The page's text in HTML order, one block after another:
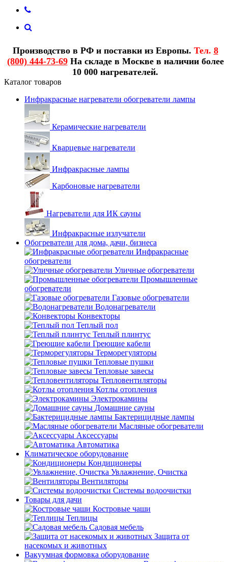
Производство в РФ и поставки из Европы. Тел. 8
(800) 444-73-69На складе в Москве в наличии более
10 000 нагревателей.
Каталог товаров
Инфракрасные нагреватели обогреватели лампы
Керамические нагреватели
Кварцевые нагреватели
Инфракрасные лампы
Карбоновые нагреватели
Нагреватели для ИК сауны
Инфракрасные излучатели
Обогреватели для дома, дачи, бизнеса
Инфракрасные
обогреватели
Уличные обогреватели
Промышленные
обогреватели
Газовые обогреватели
Водонагреватели
Конвекторы
Теплый пол
Теплый плинтус
Греющие кабели
Терморегуляторы
Тепловые пушки
Тепловые завесы
Тепловентиляторы
Котлы отопления
Электрокамины
Домашние сауны
Бактерицидные лампы
Масляные обогреватели
Аксессуары
Автоматика
Климатическое оборудование
Кондиционеры
Увлажнение, Очистка
Вентиляторы
Системы водоочистки
Товары для дачи
Костровые чаши
Теплицы
Садовая мебель
Защита от
насекомых и животных
Вакуумная формовка оборудование